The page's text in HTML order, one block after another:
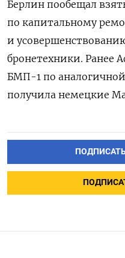
Берлин пообещал
по капитальному
и
бронетехники. Ранее
БМП-1 по
получила немецкие